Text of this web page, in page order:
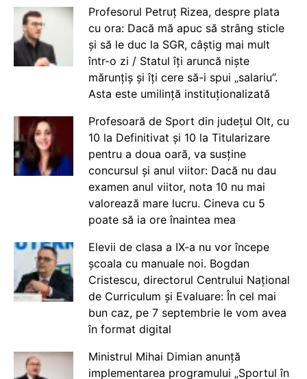
Profesorul Petruț Rizea, despre plata
cu ora: Dacă mă apuc să strâng sticle
și să le duc la SGR, câștig mai mult
într-o zi / Statul îți aruncă niște
mărunțiș și îți cere să-i spui „salariu”.
Asta este umilință instituționalizată
Profesoară de Sport din județul Olt, cu
10 la Definitivat și 10 la Titularizare
pentru a doua oară, va susține
concursul și anul viitor: Dacă nu dau
examen anul viitor, nota 10 nu mai
valorează mare lucru. Cineva cu 5
poate să ia ore înaintea mea
Elevii de clasa a IX-a nu vor începe
școala cu manuale noi. Bogdan
Cristescu, directorul Centrului Național
de Curriculum și Evaluare: În cel mai
bun caz, pe 7 septembrie le vom avea
în format digital
Ministrul Mihai Dimian anunță
implementarea programului „Sportul în